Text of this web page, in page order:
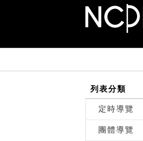
前往首頁
列表分類
定時導覽
團體導覽